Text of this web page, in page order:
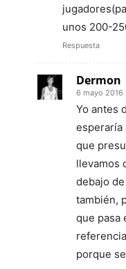
unos 200-
Respuesta
Dermon
6 mayo 2016
Yo antes
esperaría
que
llevamos
debajo
también,
que pasa
porque